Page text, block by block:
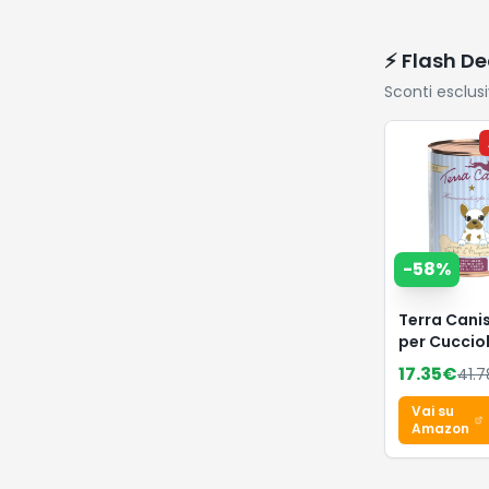
⚡ Flash
Sconti
-58%
Terra
per
Confezione
Pezzi
da 12 x 400
17.35€
Vai su
Amazon